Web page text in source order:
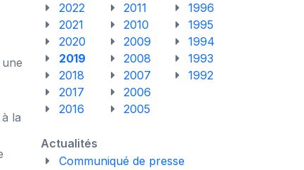
la
2022
2021
2020
2019
2018
2017
2016
2011
2010
2009
2008
2007
2006
2005
1996
1995
1994
1993
1992
Actualités
Communiqué de presse